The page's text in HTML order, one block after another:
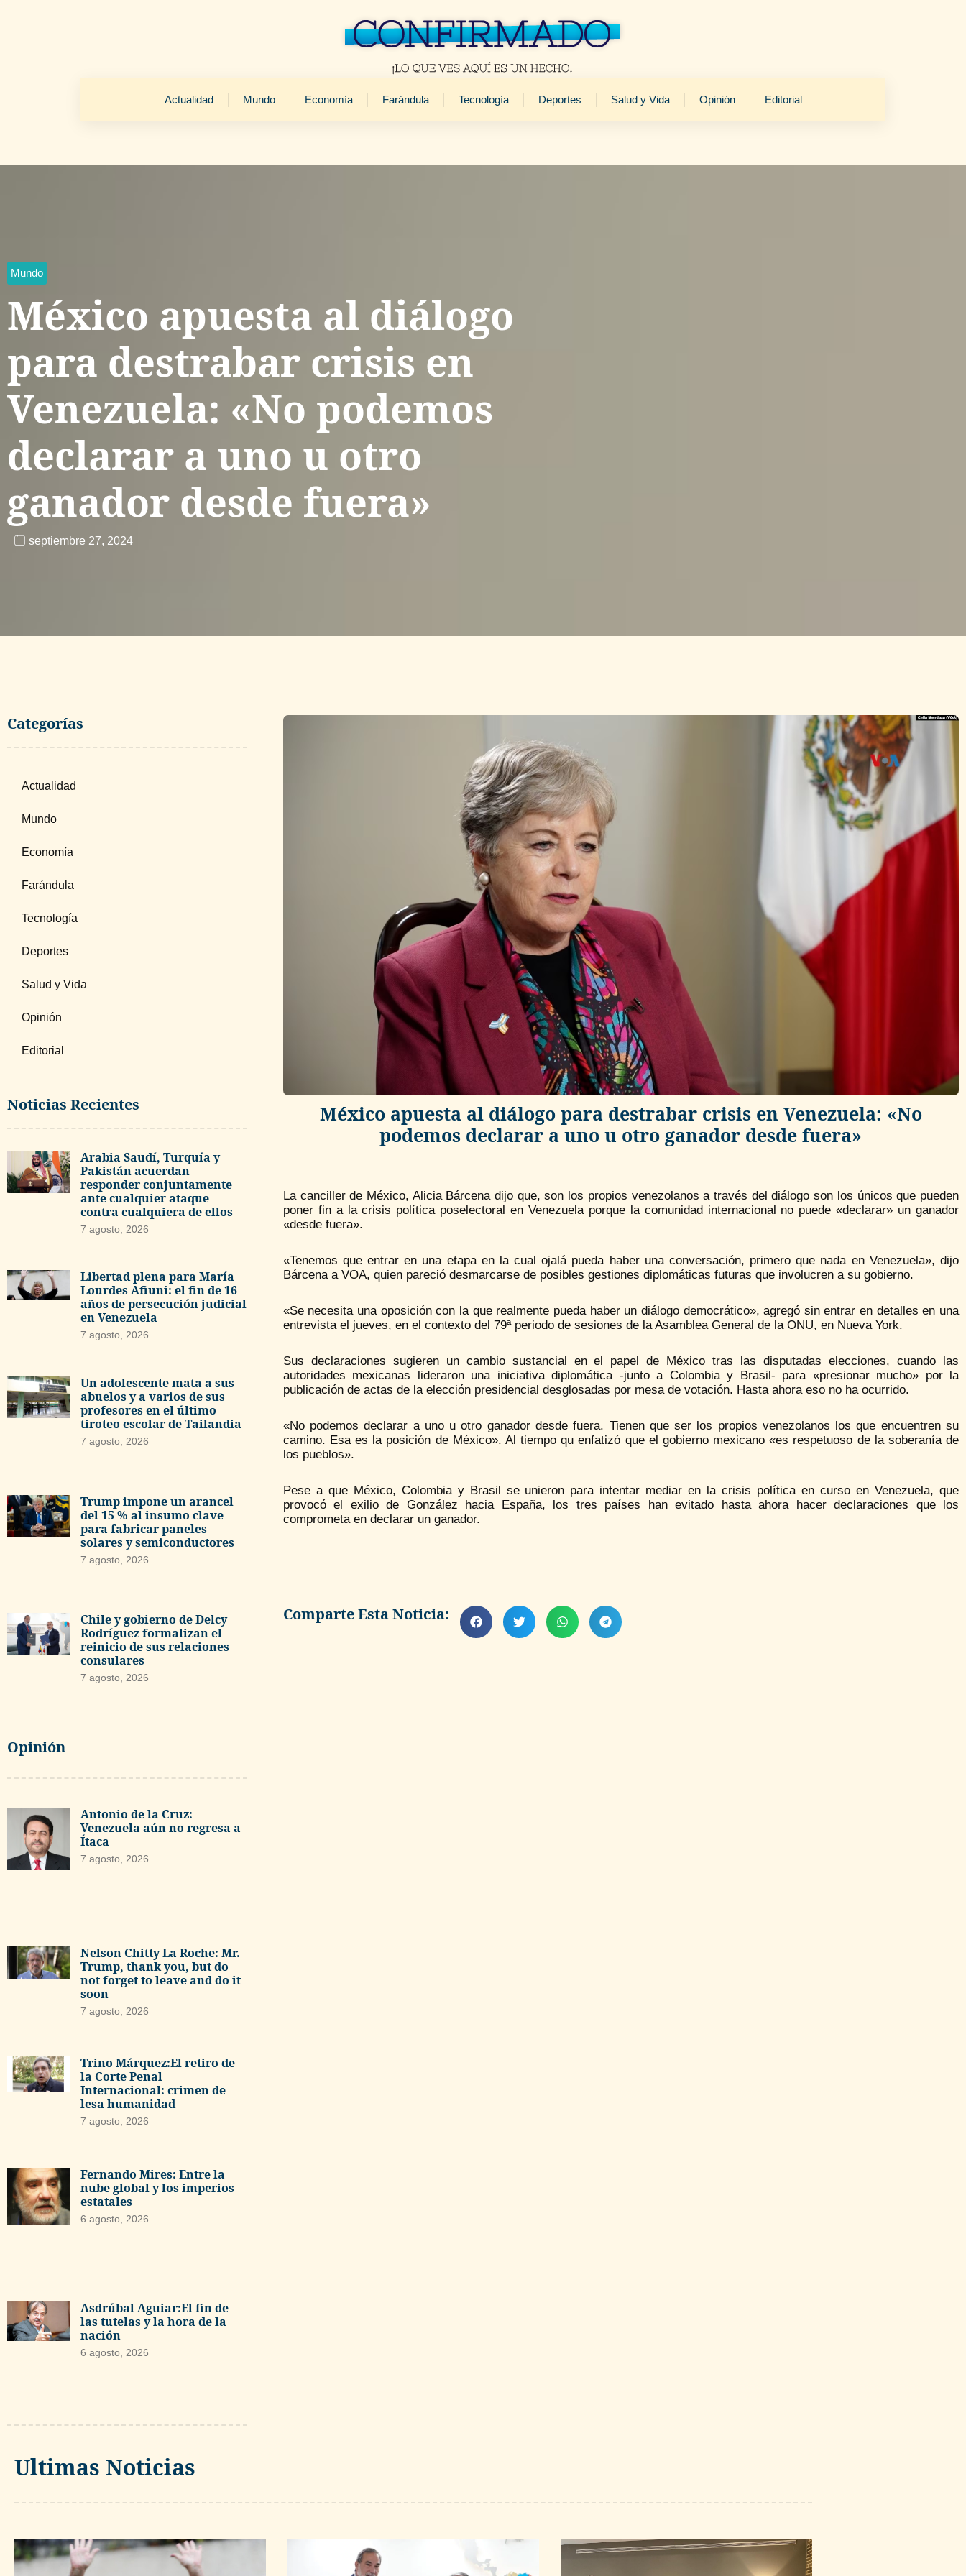
Actualidad Mundo Economía Farándula Tecnología Deportes Salud y Vida Opinión Editorial
Mundo
México apuesta al diálogo
para destrabar crisis en
Venezuela: «No podemos
declarar a uno u otro
ganador desde fuera»
septiembre 27, 2024
Categorías
Actualidad
Mundo
Economía
Farándula
Tecnología
Deportes
Salud y Vida
Opinión
Editorial
Noticias Recientes
Arabia Saudí, Turquía y
Pakistán acuerdan
responder conjuntamente
ante cualquier ataque
contra cualquiera de ellos
7 agosto, 2026
Libertad plena para María
Lourdes Afiuni: el fin de 16
años de persecución judicial
en Venezuela
7 agosto, 2026
Un adolescente mata a sus
abuelos y a varios de sus
profesores en el último
tiroteo escolar de Tailandia
7 agosto, 2026
Trump impone un arancel
del 15 % al insumo clave
para fabricar paneles
solares y semiconductores
7 agosto, 2026
Chile y gobierno de Delcy
Rodríguez formalizan el
reinicio de sus relaciones
consulares
7 agosto, 2026
Opinión
Antonio de la Cruz:
Venezuela aún no regresa a
Ítaca
7 agosto, 2026
Nelson Chitty La Roche: Mr.
Trump, thank you, but do
not forget to leave and do it
soon
7 agosto, 2026
Trino Márquez:El retiro de
la Corte Penal
Internacional: crimen de
lesa humanidad
7 agosto, 2026
Fernando Mires: Entre la
nube global y los imperios
estatales
6 agosto, 2026
Asdrúbal Aguiar:El fin de
las tutelas y la hora de la
nación
6 agosto, 2026
México apuesta al diálogo para destrabar crisis en Venezuela: «No
podemos declarar a uno u otro ganador desde fuera»
La canciller de México, Alicia Bárcena dijo que, son los propios venezolanos a través del diálogo son los únicos que pueden
poner fin a la crisis política poselectoral en Venezuela porque la comunidad internacional no puede «declarar» un ganador
«desde fuera».
«Tenemos que entrar en una etapa en la cual ojalá pueda haber una conversación, primero que nada en Venezuela», dijo
Bárcena a VOA, quien pareció desmarcarse de posibles gestiones diplomáticas futuras que involucren a su gobierno.
«Se necesita una oposición con la que realmente pueda haber un diálogo democrático», agregó sin entrar en detalles en una
entrevista el jueves, en el contexto del 79ª periodo de sesiones de la Asamblea General de la ONU, en Nueva York.
Sus declaraciones sugieren un cambio sustancial en el papel de México tras las disputadas elecciones, cuando las
autoridades mexicanas lideraron una iniciativa diplomática -junto a Colombia y Brasil- para «presionar mucho» por la
publicación de actas de la elección presidencial desglosadas por mesa de votación. Hasta ahora eso no ha ocurrido.
«No podemos declarar a uno u otro ganador desde fuera. Tienen que ser los propios venezolanos los que encuentren su
camino. Esa es la posición de México». Al tiempo qu enfatizó que el gobierno mexicano «es respetuoso de la soberanía de
los pueblos».
Pese a que México, Colombia y Brasil se unieron para intentar mediar en la crisis política en curso en Venezuela, que
provocó el exilio de González hacia España, los tres países han evitado hasta ahora hacer declaraciones que los
comprometa en declarar un ganador.
Comparte Esta Noticia:
Ultimas Noticias